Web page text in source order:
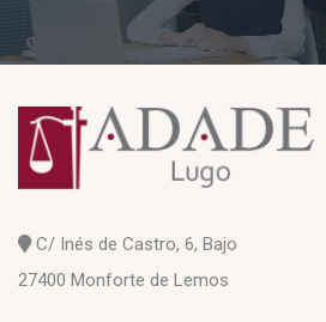
C/ Inés de Castro, 6, Bajo
27400 Monforte de Lemos